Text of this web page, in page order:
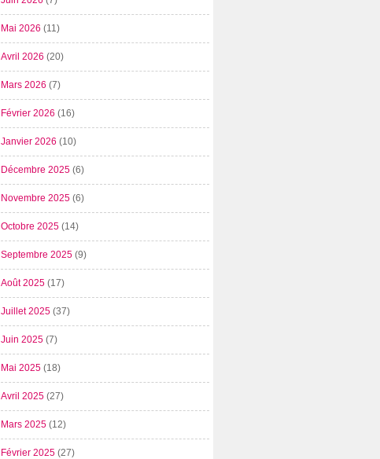
Mai 2026 (11)
Avril 2026 (20)
Mars 2026 (7)
Février 2026 (16)
Janvier 2026 (10)
Décembre 2025 (6)
Novembre 2025 (6)
Octobre 2025 (14)
Septembre 2025 (9)
Août 2025 (17)
Juillet 2025 (37)
Juin 2025 (7)
Mai 2025 (18)
Avril 2025 (27)
Mars 2025 (12)
Février 2025 (27)